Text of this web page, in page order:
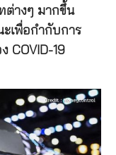
ต่างๆ มากขึ้น
ะเพื่อกำกับการ
COVID-19